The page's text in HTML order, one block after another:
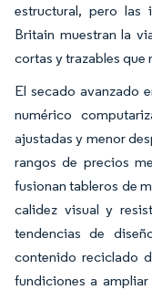
estructural, pero las
Britain muestran la
cortas y trazables que
El secado avanzado
numérico
ajustadas y menor
rangos de precios
fusionan tableros de
calidez visual y
tendencias de
contenido reciclado
fundiciones a